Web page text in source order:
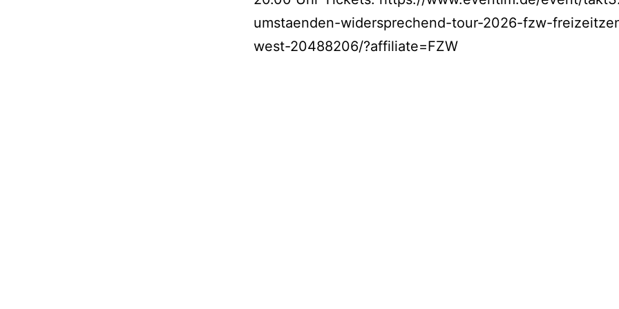
umstaenden-widersprechend-tour-2026-fzw-
west-20488206/?affiliate=FZW